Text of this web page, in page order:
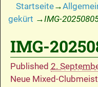
Startseite→
gekürt →IMG-
Bilder-
IMG-
Published 2.
Neue Mixed-